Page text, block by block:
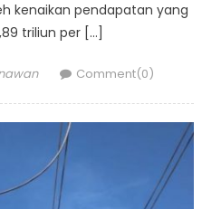
kenaikan pendapatan yang
triliun per […]
Comment(0)